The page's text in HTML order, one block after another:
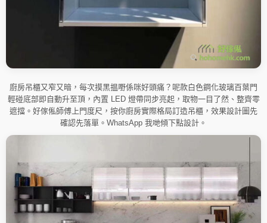
廚房吊櫃又窄又暗，每次摸黑揾嘢係咪好頭痛？呢款白色鋼化玻璃百葉門
輕碰底部即自動升至頂，內置 LED 燈帶同步亮起，取物一目了然、整齊零
遮擋。好傢俬師傅上門度尺，按你廚房實際格局訂造吊櫃，效果設計圖先
確認先落單。WhatsApp 我哋傾下點設計。